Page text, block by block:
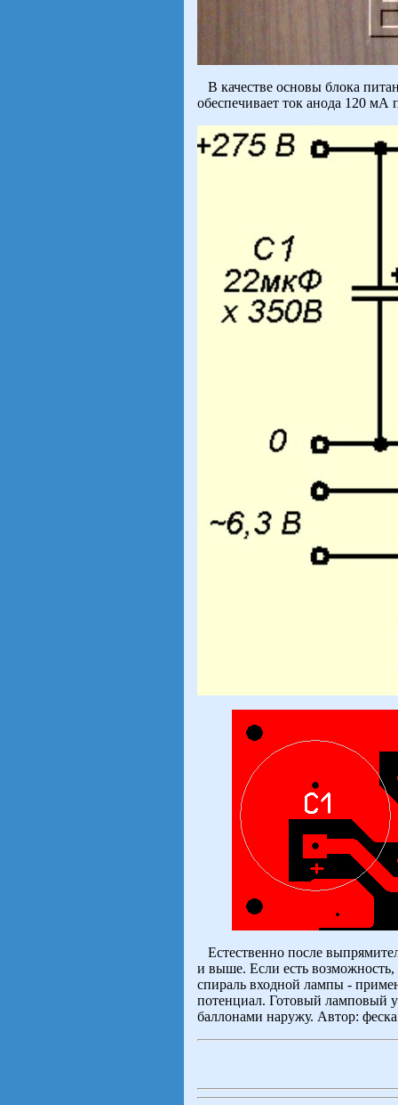
В качестве основы блока
обеспечивает ток анода 120
Естественно после
и выше. Если есть возможность,
спираль входной лампы -
потенциал. Готовый ламповый
баллонами наружу. Автор: